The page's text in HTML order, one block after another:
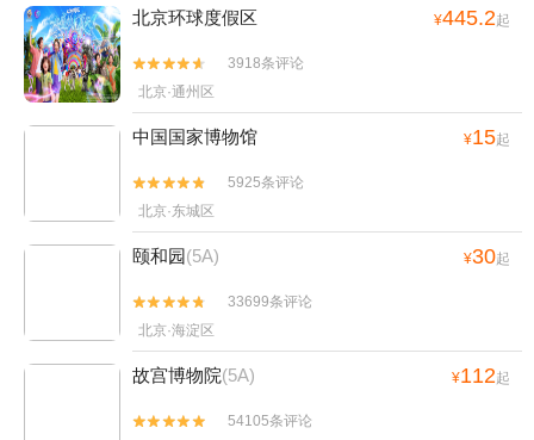
北京环球度假区 ¥445.2起


3918条评论
北京·通州区
中国国家博物馆 ¥15起


5925条评论
北京·东城区
颐和园(5A) ¥30起


33699条评论
北京·海淀区
故宫博物院(5A) ¥112起

 54105条评论